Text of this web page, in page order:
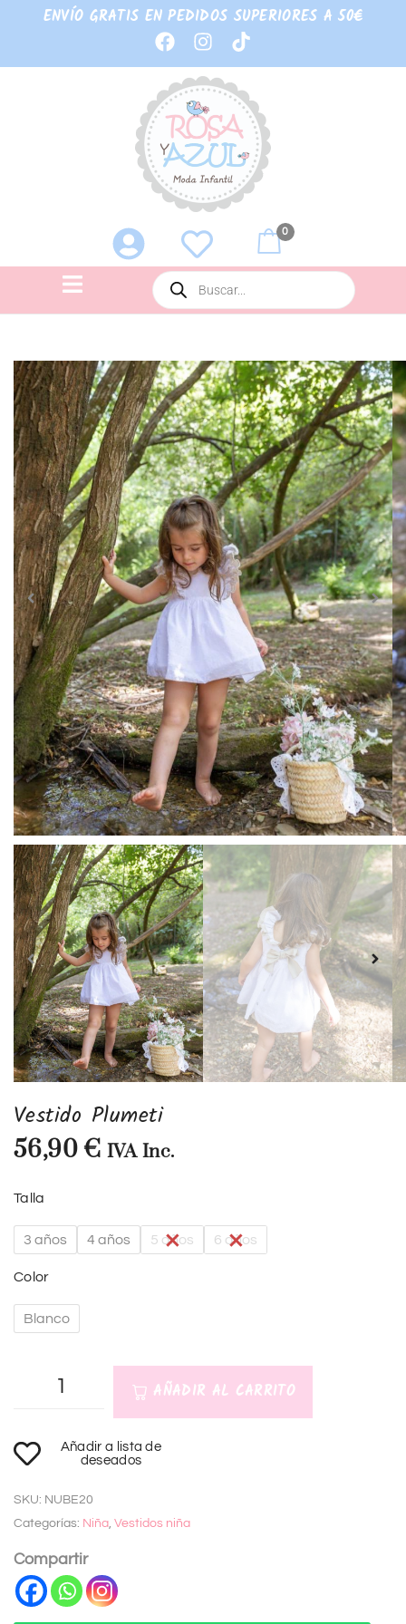
ENVÍO GRATIS EN PEDIDOS SUPERIORES A 50€
0
Vestido Plumeti
56,90 € IVA Inc.
Talla
3 años 4 años 5 años 6 años
Color
Blanco
AÑADIR AL CARRITO
l
e
r
n
a
Añadir a lista de
deseados
SKU: NUBE20
Categorías: Niña, Vestidos niña
Compartir